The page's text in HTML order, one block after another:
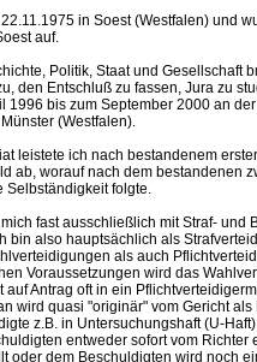
in Soest (Westfalen) und
auf.
Politik, Staat und Gesellschaft
den Entschluß zu fassen, Jura zu
1996 bis zum September 2000 an
(Westfalen).
leistete ich nach bestandenem
ab, worauf nach dem bestandenen
Selbständigkeit folgte.
fast ausschließlich mit Straf- und
bin also hauptsächlich als
als auch
Voraussetzungen wird das
auf Antrag oft in ein
wird quasi "originär" vom Gericht
z.B. in Untersuchungshaft (U-
entweder sofort vom Richter
oder dem Beschuldigten wird noch